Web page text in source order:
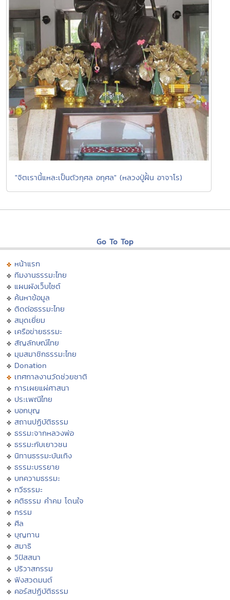
"จิตเรานี้แหละเป็นตัวกุศล อกุศล" (หลวงปู่ฝั้น อาจาโร)
Go To Top
หน้าแรก
ทีมงานธรรมะไทย
แผนผังเว็บไซต์
ค้นหาข้อมูล
ติดต่อธรรมะไทย
สมุดเยี่ยม
เครือข่ายธรรมะ
สัญลักษณ์ไทย
มุมสมาชิกธรรมะไทย
Donation
เทศกาลงานวัดช่วยชาติ
การเผยแผ่ศาสนา
ประเพณีไทย
บอกบุญ
สถานปฏิบัติธรรม
ธรรมะจากหลวงพ่อ
ธรรมะกับเยาวชน
นิทานธรรมะบันเทิง
ธรรมะบรรยาย
บทความธรรมะ
กวีธรรมะ
คติธรรม คำคม โดนใจ
กรรม
ศีล
บุญทาน
สมาธิ
วิปัสสนา
ปริวาสกรรม
ฟังสวดมนต์
คอร์สปฏิบัติธรรม